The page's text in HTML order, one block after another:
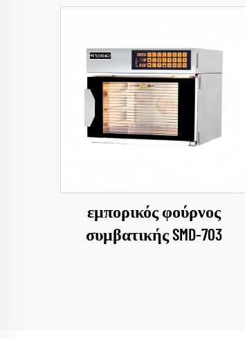
εμπορικός φούρνος
συμβατικής SMD-703